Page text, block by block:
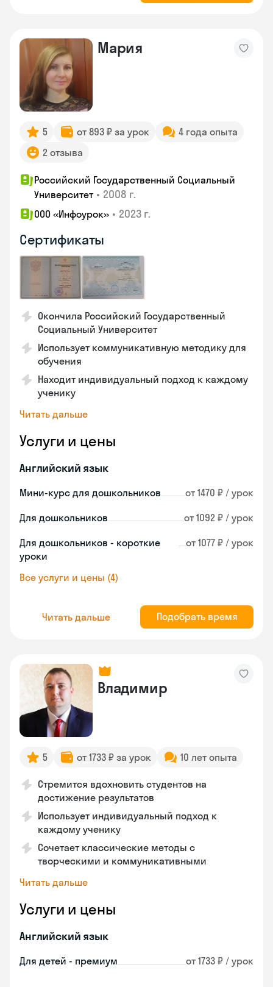
Мария
5 от 893 ₽ за урок
4 года опыта
2 отзыва
Российский Государственный Социальный
Университет • 2008 г.
ООО «Инфоурок» • 2023 г.
Сертификаты
Окончила Российский Государственный
Социальный Университет
Использует коммуникативную методику для
обучения
Находит индивидуальный подход к каждому
ученику
Читать дальше
Услуги и цены
Английский язык
Мини-курс для дошкольников от 1470 ₽ / урок
Для дошкольников от 1092 ₽ / урок
Для дошкольников - короткие
уроки
от 1077 ₽ / урок
Все услуги и цены (4)
Читать дальше Подобрать время
Владимир
5 от 1733 ₽ за урок 10 лет опыта
Стремится вдохновить студентов на
достижение результатов
Использует индивидуальный подход к
каждому ученику
Сочетает классические методы с
творческими и коммуникативными
Читать дальше
Услуги и цены
Английский язык
Для детей - премиум от 1733 ₽ / урок